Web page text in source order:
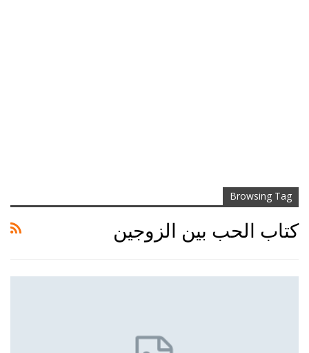
Browsing Tag
كتاب الحب بين الزوجين